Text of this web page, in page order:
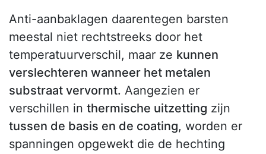
Anti-aanbaklagen daarentegen barsten
meestal niet rechtstreeks door het
temperatuurverschil, maar ze kunnen
verslechteren wanneer het metalen
substraat vervormt. Aangezien er
verschillen in thermische uitzetting zijn
tussen de basis en de coating, worden er
spanningen opgewekt die de hechting